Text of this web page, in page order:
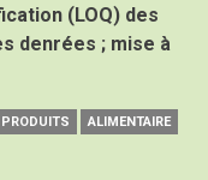
(LOQ) des
denrées ; mise à
PRODUITS
ALIMENTAIRE